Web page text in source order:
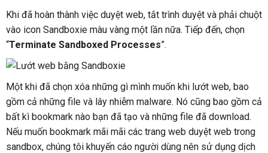
Khi đã hoàn thành việc duyệt web, tắt trình duyệt và phải chuột
vào icon Sandboxie màu vàng một lần nữa. Tiếp đến, chọn
“Terminate Sandboxed Processes”.
Một khi đã chọn xóa những gì mình muốn khi lướt web, bao
gồm cả những file và lây nhiễm malware. Nó cũng bao gồm cả
bất kì bookmark nào bạn đã tạo và những file đã download.
Nếu muốn bookmark mãi mãi các trang web duyệt web trong
sandbox, chúng tôi khuyến cáo người dùng nên sử dụng dịch